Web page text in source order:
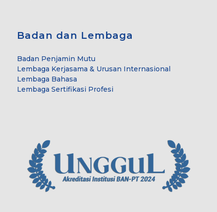
Badan dan Lembaga
Badan Penjamin Mutu
Lembaga Kerjasama & Urusan Internasional
Lembaga Bahasa
Lembaga Sertifikasi Profesi